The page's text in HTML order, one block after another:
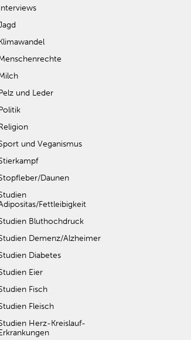
und Leder
und Veganismus
Daunen
Fettleibigkeit
Bluthochdruck
Demenz/Alzheimer
Diabetes
Eier
Fisch
Fleisch
Herz-Kreislauf-